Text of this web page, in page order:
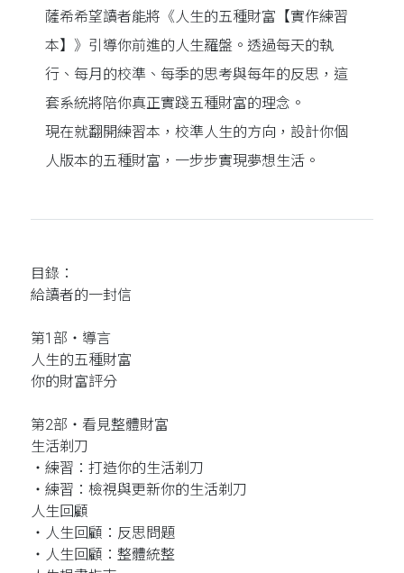
薩希希望讀者能將《人生的五種財富【實作練習
本】》引導你前進的人生羅盤。透過每天的執
行、每月的校準、每季的思考與每年的反思，這
套系統將陪你真正實踐五種財富的理念。
現在就翻開練習本，校準人生的方向，設計你個
人版本的五種財富，一步步實現夢想生活。
目錄：
給讀者的一封信
第1部‧導言
人生的五種財富
你的財富評分
第2部‧看見整體財富
生活剃刀
‧練習：打造你的生活剃刀
‧練習：檢視與更新你的生活剃刀
人生回顧
‧人生回顧：反思問題
‧人生回顧：整體統整